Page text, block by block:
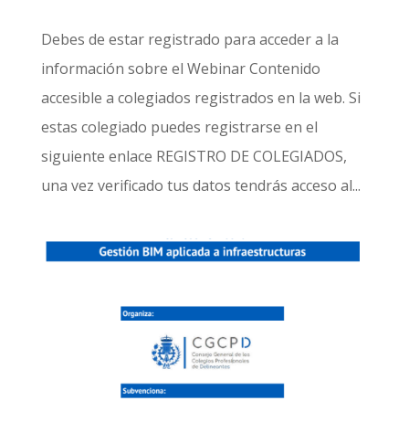
Debes de estar registrado para acceder a la
información sobre el Webinar Contenido
accesible a colegiados registrados en la web. Si
estas colegiado puedes registrarse en el
siguiente enlace REGISTRO DE COLEGIADOS,
una vez verificado tus datos tendrás acceso al...